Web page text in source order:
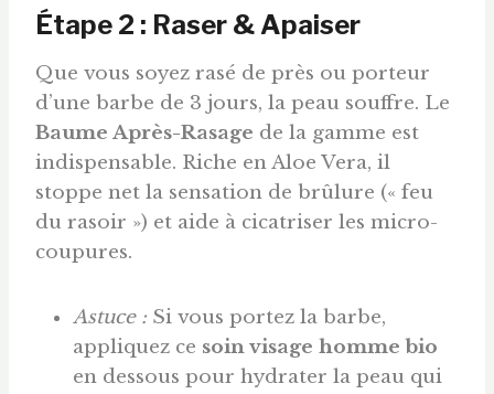
Étape 2 : Raser & Apaiser
Que vous soyez rasé de près ou porteur
d’une barbe de 3 jours, la peau souffre. Le
Baume Après-Rasage de la gamme est
indispensable. Riche en Aloe Vera, il
stoppe net la sensation de brûlure (« feu
du rasoir ») et aide à cicatriser les micro-
coupures.
Astuce : Si vous portez la barbe,
appliquez ce soin visage homme bio
en dessous pour hydrater la peau qui